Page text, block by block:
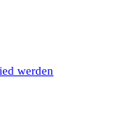
werden